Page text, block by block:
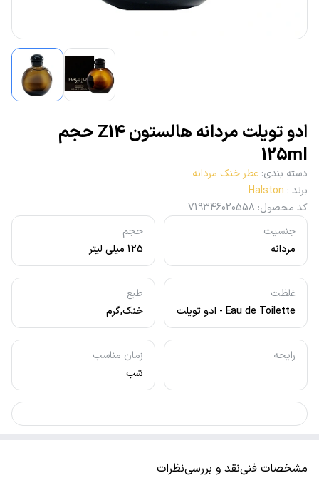
ادو تویلت مردانه هالستون Z14‎ حجم
125ml
جنسیت
مردانه
حجم
125 میلی لیتر
غلظت
Eau de Toilette - ادو تویلت
طبع
خنک,گرم
رایحه
زمان مناسب
شب
دسته بندی: عطر خنک مردانه
برند :
Halston
کد محصول:
719346020558
مشخصات فنینقد و بررسینظرات